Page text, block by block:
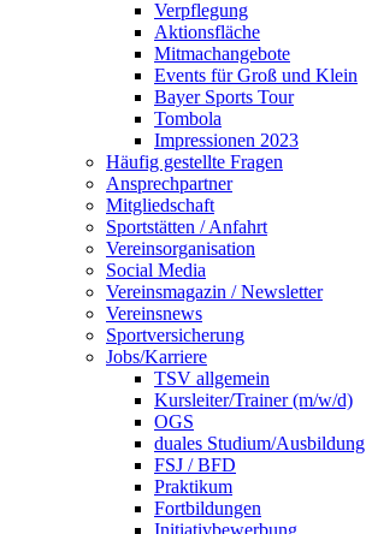
Verpflegung
Aktionsfläche
Mitmachangebote
Events für Groß und Klein
Bayer Sports Tour
Tombola
Impressionen 2023
Häufig gestellte Fragen
Ansprechpartner
Mitgliedschaft
Sportstätten / Anfahrt
Vereinsorganisation
Social Media
Vereinsmagazin / Newsletter
Vereinsnews
Sportversicherung
Jobs/Karriere
TSV allgemein
Kursleiter/Trainer (m/w/d)
OGS
duales Studium/Ausbildung
FSJ / BFD
Praktikum
Fortbildungen
Initiativbewerbung